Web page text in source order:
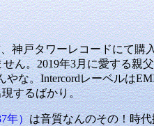
神戸タワーレコードにて購
ん。2019年3月に愛する親
な。Intercordレーベルは
するばかり。
年）は音質なんのその！時